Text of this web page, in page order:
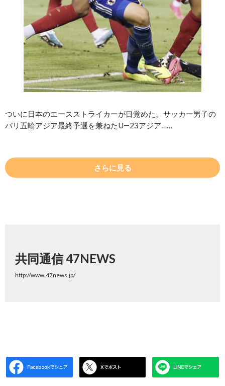
ついに日本のエースストライカーが目覚めた。サッカー男子の
パリ五輪アジア最終予選を兼ねたU―23アジア……
さらに見る
共同通信 47NEWS
http://www.47news.jp/